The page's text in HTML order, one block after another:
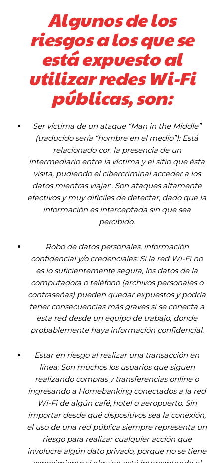
Algunos de los
riesgos a los que se
está expuesto al
utilizar redes Wi-Fi
públicas, son:
Ser víctima de un ataque “Man in the Middle”
(traducido sería “hombre en el medio”): Está
relacionado con la presencia de un
intermediario entre la víctima y el sitio que ésta
visita, pudiendo el cibercriminal acceder a los
datos mientras viajan. Son ataques altamente
efectivos y muy difíciles de detectar, dado que la
información es interceptada sin que sea
percibido.
Robo de datos personales, información
confidencial y/o credenciales: Si la red Wi-Fi no
es lo suficientemente segura, los datos de la
computadora o teléfono (archivos personales o
contraseñas) pueden quedar expuestos y podría
tener consecuencias más graves si se conecta a
esta red desde un equipo de trabajo, donde
probablemente haya información confidencial.
Estar en riesgo al realizar una transacción en
línea: Son muchos los usuarios que siguen
realizando compras y transferencias online o
ingresando a Homebanking conectados a la red
Wi-Fi de algún café, hotel o aeropuerto. Sin
importar desde qué dispositivos sea la conexión,
el uso de una red pública siempre representa un
riesgo para realizar cualquier acción que
involucre algún dato privado, porque no se tiene